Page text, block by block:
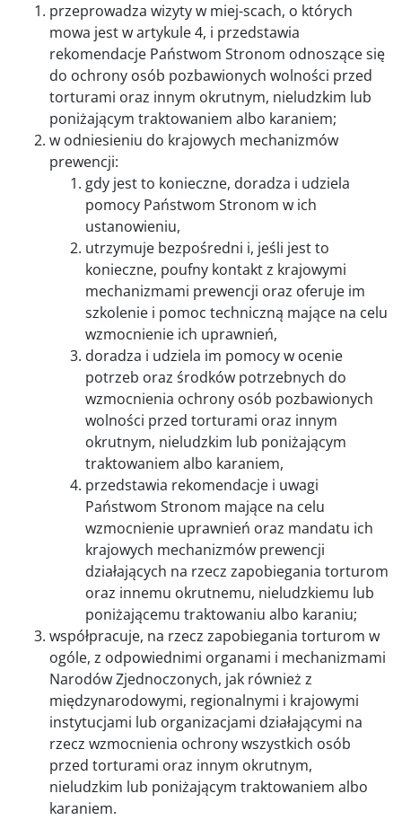
przeprowadza wizyty w miej-scach, o których
mowa jest w artykule 4, i przedstawia
rekomendacje Państwom Stronom odnoszące się
do ochrony osób pozbawionych wolności przed
torturami oraz innym okrutnym, nieludzkim lub
poniżającym traktowaniem albo karaniem;
w odniesieniu do krajowych mechanizmów
prewencji:
gdy jest to konieczne, doradza i udziela
pomocy Państwom Stronom w ich
ustanowieniu,
utrzymuje bezpośredni i, jeśli jest to
konieczne, poufny kontakt z krajowymi
mechanizmami prewencji oraz oferuje im
szkolenie i pomoc techniczną mające na celu
wzmocnienie ich uprawnień,
doradza i udziela im pomocy w ocenie
potrzeb oraz środków potrzebnych do
wzmocnienia ochrony osób pozbawionych
wolności przed torturami oraz innym
okrutnym, nieludzkim lub poniżającym
traktowaniem albo karaniem,
przedstawia rekomendacje i uwagi
Państwom Stronom mające na celu
wzmocnienie uprawnień oraz mandatu ich
krajowych mechanizmów prewencji
działających na rzecz zapobiegania torturom
oraz innemu okrutnemu, nieludzkiemu lub
poniżającemu traktowaniu albo karaniu;
współpracuje, na rzecz zapobiegania torturom w
ogóle, z odpowiednimi organami i mechanizmami
Narodów Zjednoczonych, jak również z
międzynarodowymi, regionalnymi i krajowymi
instytucjami lub organizacjami działającymi na
rzecz wzmocnienia ochrony wszystkich osób
przed torturami oraz innym okrutnym,
nieludzkim lub poniżającym traktowaniem albo
karaniem.